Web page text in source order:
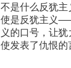
不是什么反犹
使是反犹主义
义的口号，让
使发表了仇恨